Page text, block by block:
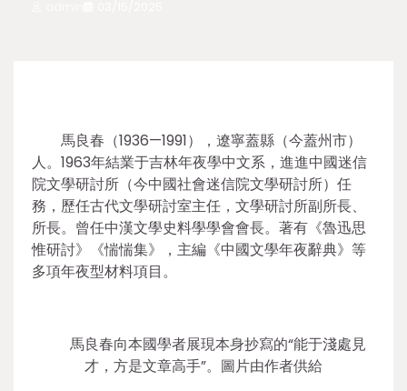
馬良春（1936—1991），遼寧蓋縣（今蓋州市）
人。1963年結業于吉林年夜學中文系，進進中國迷信
院文學研討所（今中國社會迷信院文學研討所）任
務，歷任古代文學研討室主任，文學研討所副所長、
所長。曾任中漢文學史料學學會會長。著有《魯迅思
惟研討》《惴惴集》，主編《中國文學年夜辭典》等
多項年夜型材料項目。
馬良春向本國學者展現本身抄寫的“能于淺處見
才，方是文章高手”。圖片由作者供給